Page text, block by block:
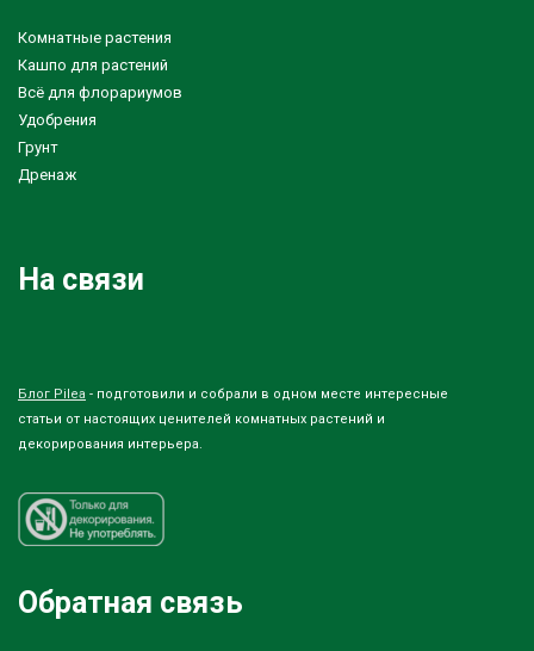
Комнатные растения
Кашпо для растений
Всё для флорариумов
Удобрения
Грунт
Дренаж
На связи
Блог Pilea - подготовили и собрали в одном месте интересные
статьи от настоящих ценителей комнатных растений и
декорирования интерьера.
Обратная связь